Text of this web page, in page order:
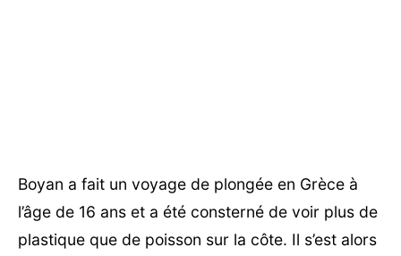
Boyan a fait un voyage de plongée en Grèce à
l’âge de 16 ans et a été consterné de voir plus de
plastique que de poisson sur la côte. Il s’est alors